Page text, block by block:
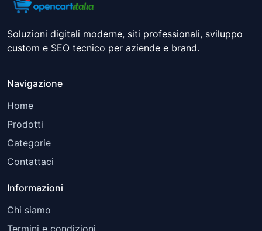
Soluzioni digitali moderne, siti professionali, sviluppo
custom e SEO tecnico per aziende e brand.
Navigazione
Home
Prodotti
Categorie
Contattaci
Informazioni
Chi siamo
Termini e condizioni